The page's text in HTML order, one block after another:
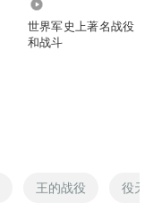
世界军史上著名战役
和战斗
王的战役 役天